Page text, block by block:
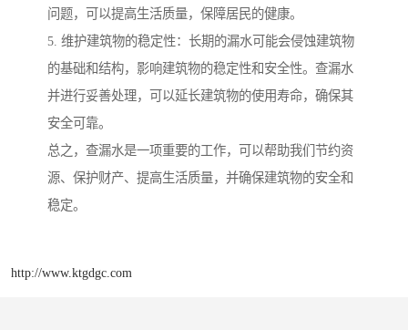
问题，可以提高生活质量，保障居民的健康。
5. 维护建筑物的稳定性：长期的漏水可能会侵蚀建筑物
的基础和结构，影响建筑物的稳定性和安全性。查漏水
并进行妥善处理，可以延长建筑物的使用寿命，确保其
安全可靠。
总之，查漏水是一项重要的工作，可以帮助我们节约资
源、保护财产、提高生活质量，并确保建筑物的安全和
稳定。
http://www.ktgdgc.com